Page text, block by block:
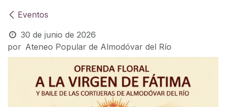
Eventos
30 de junio de 2026
por Ateneo Popular de Almodóvar del Río